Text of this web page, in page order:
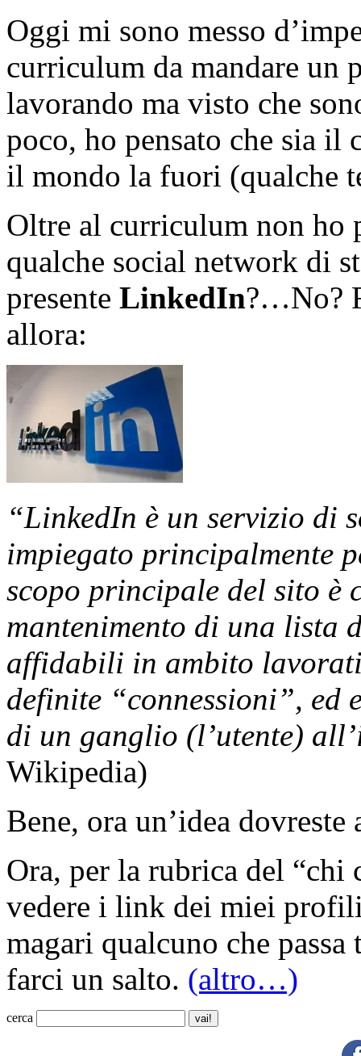
Oggi mi sono messo
curriculum da mandare un
lavorando ma visto che
poco, ho pensato che sia il
il mondo la fuori (qualche
Oltre al curriculum non ho
qualche social network di
presente LinkedIn?…No?
allora:
“LinkedIn è un servizio di
impiegato principalmente
scopo principale del sito
mantenimento di una lista
affidabili in ambito
definite “connessioni”, ed
di un ganglio (l’utente)
Wikipedia)
Bene, ora un’idea dovreste
Ora, per la rubrica del “chi
vedere i link dei miei
magari qualcuno che
farci un salto. (altro…)
cerca